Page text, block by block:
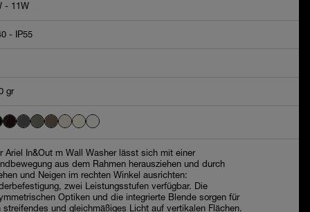
- 11W
- IP55
gr
Ariel In&Out m Wall Washer lässt sich mit einer
aus dem Rahmen herausziehen und durch
und Neigen im rechten Winkel ausrichten:
zwei Leistungsstufen verfügbar. Die
Optiken und die integrierte Blende sorgen für
streifendes und gleichmäßiges Licht auf vertikalen Flächen.